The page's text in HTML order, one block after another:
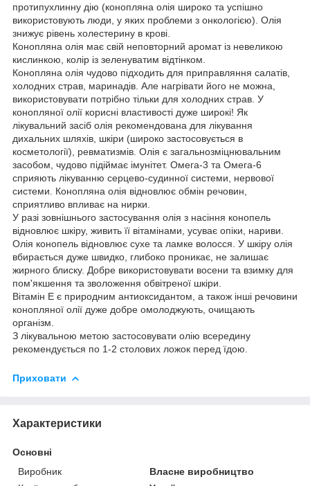
протипухлинну дію (конопляна олія широко та успішно
використовують люди, у яких проблеми з онкологією). Олія
знижує рівень холестерину в крові.
Конопляна олія має свій неповторний аромат із невеликою
кислинкою, колір із зеленуватим відтінком.
Конопляна олія чудово підходить для приправляння салатів,
холодних страв, маринадів. Але нагрівати його не можна,
використовувати потрібно тільки для холодних страв. У
конопляної олії корисні властивості дуже широкі! Як
лікувальний засіб олія рекомендована для лікування
дихальних шляхів, шкіри (широко застосовується в
косметології), ревматизмів. Олія є загальнозміцнювальним
засобом, чудово підіймає імунітет. Омега-3 та Омега-6
сприяють лікуванню серцево-судинної системи, нервової
системи. Конопляна олія відновлює обмін речовин,
сприятливо впливає на нирки.
У разі зовнішнього застосування олія з насіння конопель
відновлює шкіру, живить її вітамінами, усуває опіки, нариви.
Олія конопель відновлює сухе та ламке волосся. У шкіру олія
вбирається дуже швидко, глибоко проникає, не залишає
жирного блиску. Добре використовувати восени та взимку для
пом'якшення та зволоження обвітреної шкіри.
Вітамін Е є природним антиоксидантом, а також інші речовини
конопляної олії дуже добре омолоджують, очищають
організм.
З лікувальною метою застосовувати олію всередину
рекомендується по 1-2 столових ложок перед їдою.
Приховати
Характеристики
Основні
Виробник
Власне виробництво